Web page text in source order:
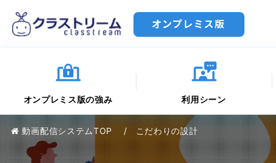
オンプレミス版
オンプレミス版の強み 利用シーン
動画配信システムTOP こだわりの設計